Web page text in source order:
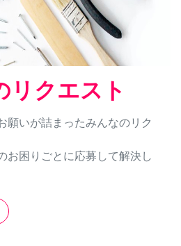
リクエスト
願いが詰まったみんなのリク
お困りごとに応募して解決し